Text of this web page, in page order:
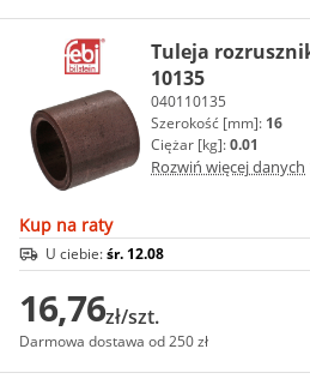
Tuleja
10135
040110135
Szerokość [mm]: 16
Ciężar [kg]:0.01
Rozwiń więcej danych
Kup na raty
U ciebie:śr. 12.08
16,76zł/szt.
Darmowa dostawa od 250 zł